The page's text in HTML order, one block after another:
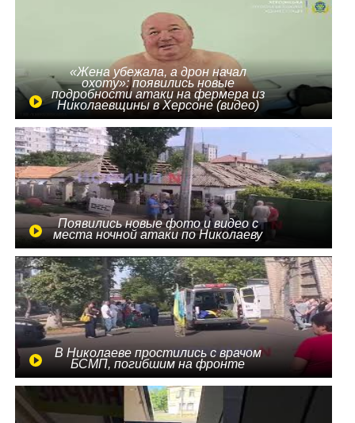
«Жена убежала, а дрон начал
охоту»: появились новые
подробности атаки на фермера из
Николаевщины в Херсоне (видео)
Появились новые фото и видео с
места ночной атаки по Николаеву
В Николаеве простились с врачом
БСМП, погибшим на фронте